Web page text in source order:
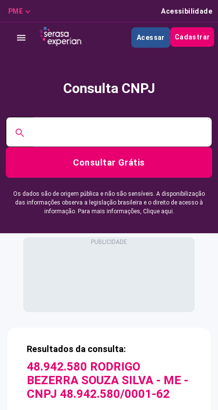
PME Acessibilidade
Acessar Cadastrar
Consulta CNPJ
Consultar Grátis
Os dados são de origem pública e não são sensíveis. A disponibilização
das informações observa a legislação brasileira e o direito de acesso à
informação. Para mais informações, Clique aqui.
Resultados da consulta:
48.942.580 RODRIGO
BEZERRA SOUZA SILVA - ME -
CNPJ 48.942.580/0001-62